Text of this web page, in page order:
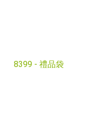
8399 - 禮品袋